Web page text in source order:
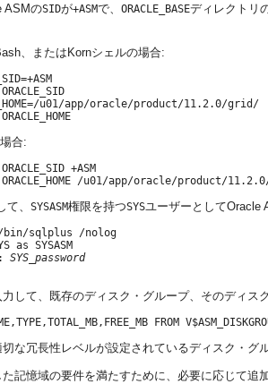
ASMのSIDが+ASMで、 ORACLE_BASEディレクトリ
、またはKornシェルの場合:
u01/app/oracle/product/11.2.0/grid/
合:
+ASM
、 SYSASM権限を持つSYSユーザーとしてOracle
bin/sqlplus /nolog
as SYSASM
SYS_password
して、既存のディスク・グループ、そのディ
な冗長性レベルが設定されているディスク・
記憶域の要件を満たすために、必要に応じて